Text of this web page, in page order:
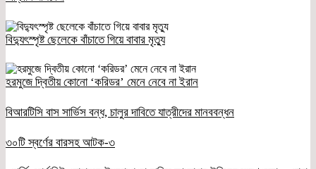
বিদ্যুৎস্পৃষ্ট ছেলেকে বাঁচাতে গিয়ে বাবার মৃত্যু
হরমুজে দ্বিতীয় কোনো ‘করিডর’ মেনে নেবে না ইরান
বিআরটিসি বাস সার্ভিস বন্ধ, চালুর দাবিতে যাত্রীদের মানববন্ধন
৩০টি স্বর্ণের বারসহ আটক-৩